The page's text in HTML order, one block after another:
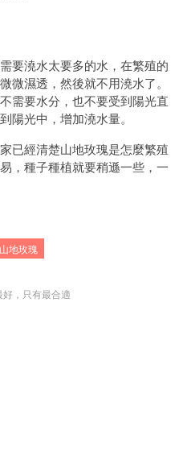
要澆水太要多的水，在繁殖的
微濕透，然後就不用澆水了。
需要水分，也不要受到陽光直
陽光中，增加澆水量。
已經清楚山地玫瑰是怎麼繁殖
，種子種植就要稍遜一些，一
山地玫瑰
，只有最合適